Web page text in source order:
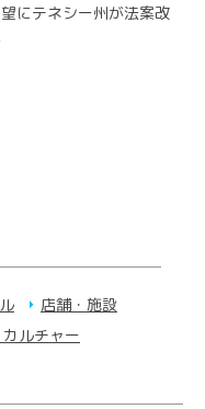
にテネシー州が法案改
店舗・施設
ルチャー